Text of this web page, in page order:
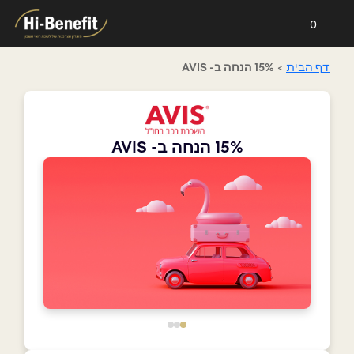
0
דף הבית > 15% הנחה ב- AVIS
15% הנחה ב- AVIS